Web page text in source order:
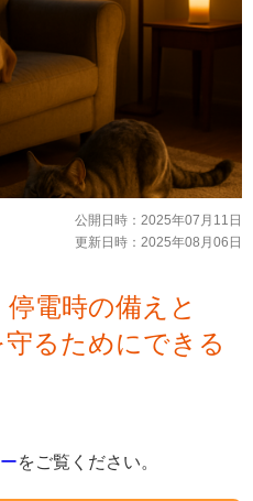
公開日時： 2025年07月11日
更新日時： 2025年08月06日
停電時の備えと
るためにできる
をご覧ください。